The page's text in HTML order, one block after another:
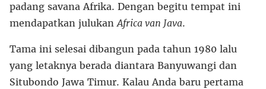
padang savana Afrika. Dengan begitu tempat ini
mendapatkan julukanAfrica van Java.
Tama ini selesai dibangun pada tahun 1980 lalu
yang letaknya berada diantara Banyuwangi dan
Situbondo Jawa Timur. Kalau Anda baru pertama